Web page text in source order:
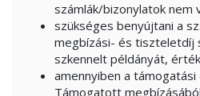
számlák/bizonylatok nem
szükséges benyújtani a
megbízási- és tiszteletdíj
szkennelt példányát,
amennyiben a
Támogatott